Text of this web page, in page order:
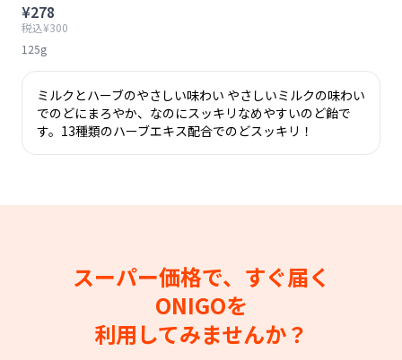
¥278
税込¥300
125g
ミルクとハーブのやさしい味わい やさしいミルクの味わい
でのどにまろやか、なのにスッキリなめやすいのど飴で
す。13種類のハーブエキス配合でのどスッキリ！
スーパー価格で、すぐ届く
ONIGOを
利用してみませんか？